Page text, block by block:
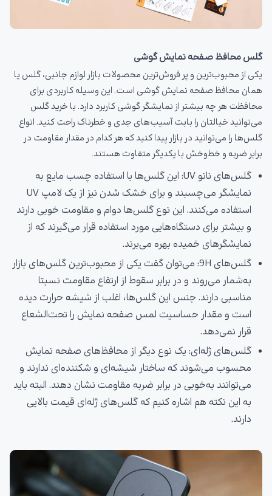
گلس محافظ صفحه نمایش گوشی
یکی از محبوب‌ترین و پر فروش‌ترین محصولات بازار لوازم جانبی، گلس یا
همان محافظ صفحه نمایش گوشی است. این وسیله کاربردی برای
محافظت هر چه بیشتر از نمایشگر گوشی کاربرد دارد. با خرید گلس
می‌توانید خیالتان را بابت آسیب‌های جدی و خطرناک راحت کنید. انواع
گلس‌ها را می‌توانید در بازار پیدا کنید که هر کدام در مقدار مقاومت در
برابر ضربه و خط‌وخش با یکدیگر متفاوت هستند.
گلس‌های نانو UV: این گلس‌ها با استفاده چسب مایع به
نمایشگر می‌چسبند و برای خشک شدن نیز از یک لامپ UV
استفاده می‌کنند. این نوع گلس‌ها دوام و مقاومت خوبی دارند
و بیشتر برای دستگاه‌هایی مورد استفاده قرار می‌گیرند که از
نمایشگرهای خمیده بهره می‌برند.
گلس‌های 9H: می‌توان گفت یکی از محبوب‌ترین گلس‌های بازار
به‌شمار می‌روند و در برابر سقوط از ارتفاع مقاومت نسبتا
مناسبی دارند. جنس این گلس‌ها، اغلب از شیشه حرارت دیده
است و مقدار حساسیت لمس صفحه نمایش را تحت‌الشعاع
قرار نمی‌دهد.
گلس‌های ژله‌ای: یک نوع دیگر از محافظ‌های صفحه نمایش
محسوب می‌شوند که ساختار شیشه‌ای و شکننده‌ای ندارند و
می‌توانند به‌خوبی در برابر ضربه مقاومت نشان دهند. البته باید
به این نکته هم اشاره کنیم که گلس‌های ژله‌ای قیمت بالایی
دارند.